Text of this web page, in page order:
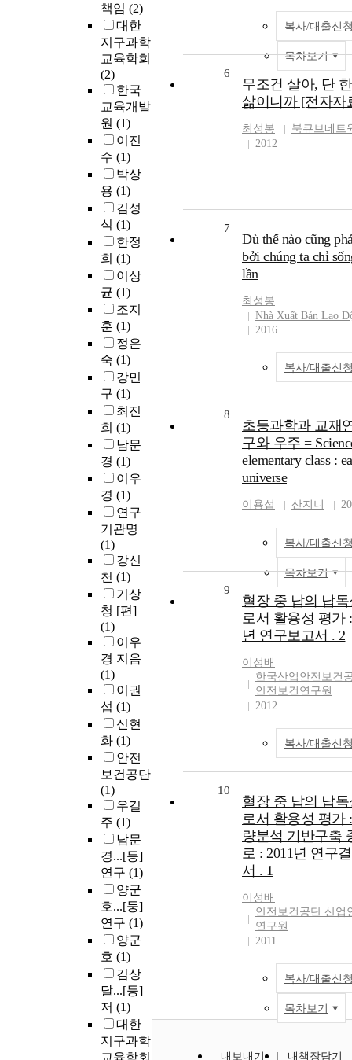
책임 (2)
대한
지구과학
교육학회
(2)
한국
교육개발
원 (1)
이진
수 (1)
박상
용 (1)
김성
식 (1)
한정
희 (1)
이상
균 (1)
조지
훈 (1)
정은
숙 (1)
강민
구 (1)
최진
희 (1)
남문
경 (1)
이우
경 (1)
연구
기관명
(1)
강신
천 (1)
기상
청 [편]
(1)
이우
경 지음
(1)
이권
섭 (1)
신현
화 (1)
안전
보건공단
(1)
우길
주 (1)
남문
경...[등]
연구 (1)
양군
호...[둥]
연구 (1)
양군
호 (1)
김상
달...[등]
저 (1)
대한
지구과학
복사/대출신
목차보기
6
무조건 살아, 단
삶이니까 [전자자
최성봉
북큐브네트
2012
7
Dù thế nào cũng
bởi chúng ta chỉ
lần
최성봉
Nhà Xuất Bản Lao
2016
복사/대출신
8
초등과학과 교재
구와 우주 =
elementary class :
universe
이용섭 산지니
복사/대출신
목차보기
9
혈장 중 납의 납
로서 활용성 평가
년 연구보고서 . 2
이성배
한국산업안전보건
안전보건연구원
2012
복사/대출신
10
혈장 중 납의 납
로서 활용성 평가
량분석 기반구축
로 : 2011년 연구
서 . 1
이성배
안전보건공단 산업
연구원
2011
복사/대출신
목차보기
내보내기 내책장담기